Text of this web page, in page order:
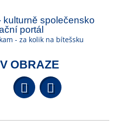
kulturně společensko
portál
- za kolik na bítešsku
OBRAZE
YouTube